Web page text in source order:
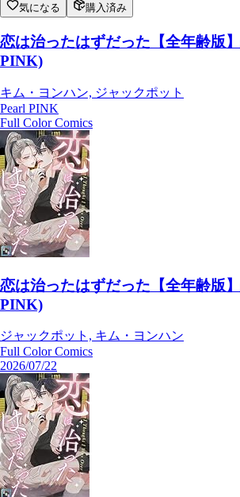
気になる 購入済み
恋は治ったはずだった【全年齢版
PINK)
キム・ヨンハン, ジャックポット
Pearl PINK
Full Color Comics
恋は治ったはずだった【全年齢版
PINK)
ジャックポット, キム・ヨンハン
Full Color Comics
2026/07/22